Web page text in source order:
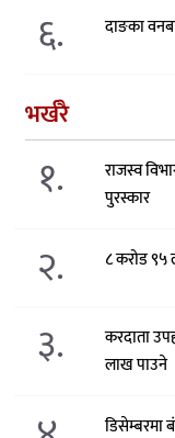
६. दाङका
भर्खरै
१.
राजस्व
पुरस्कार
२. ८ करोड ९५
३.
करदाता
लाख पाउने
डिसेम्बरमा